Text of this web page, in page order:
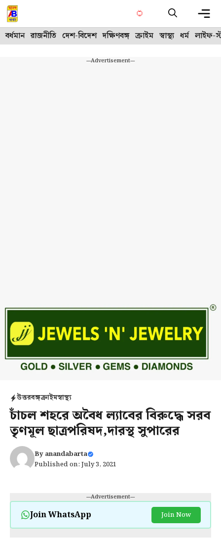
Skip
to
content
বর্ধমান রাজনীতি দেশ-বিদেশ দক্ষিণবঙ্গ ক্রাইম স্বাস্থ্য ধর্ম লাইফ-
---Advertisement---
উত্তরবঙ্গক্রাইমস্বাস্থ্য
চাঁচল শহরে অবৈধ ল‍্যাবের বিরুদ্ধে সরব
তৃণমূল ছাত্রপরিষদ,দারস্থ সুপারের
Byanandabarta
Published on: July 3, 2021
---Advertisement---
Join WhatsApp Join Now